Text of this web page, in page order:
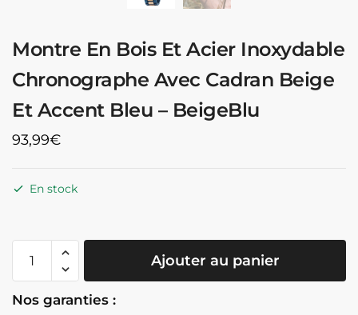
Montre En Bois Et Acier Inoxydable
Chronographe Avec Cadran Beige
Et Accent Bleu – BeigeBlu
93,99€
En stock
En
Ajouter au panier
Nos garanties :